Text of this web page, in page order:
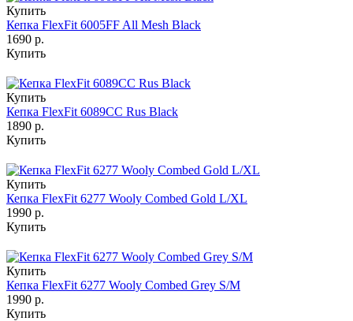
Купить
Кепка FlexFit 6005FF All Mesh Black
1690 р.
Купить
Купить
Кепка FlexFit 6089CC Rus Black
1890 р.
Купить
Купить
Кепка FlexFit 6277 Wooly Combed Gold L/XL
1990 р.
Купить
Купить
Кепка FlexFit 6277 Wooly Combed Grey S/M
1990 р.
Купить